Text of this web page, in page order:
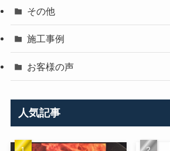
その他
施工事例
お客様の声
人気記事